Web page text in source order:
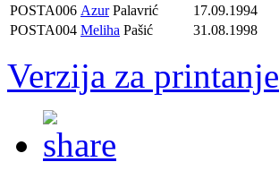
POSTA006 AzurPalavrić 17.09.1994
POSTA004 Meliha Pašić 31.08.1998
Verzija za printanje